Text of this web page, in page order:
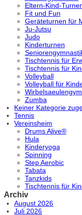
Eltern-Kind-
Fit und Fun
Geräteturnen für
Ju-Jutsu
Judo
Kinderturnen
Tischtennis für
Tischtennis für
Volleyball
Volleyball für
Zumba
Keiner Kategorie
Tennis
Vereinsheim
Drums Alive®
Hula
Kinderyoga
Spinning
Step Aerobic
Tabata
Tanzkids
Tischtennis für
Archiv
August 2026
Juli 2026